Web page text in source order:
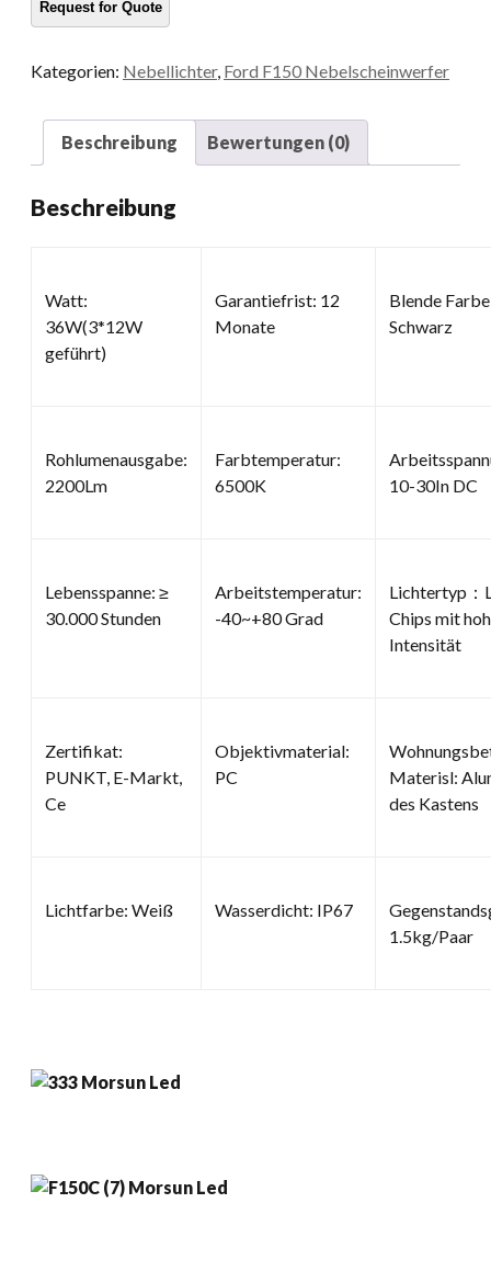
Kategorien: Nebellichter, Ford F150 Nebelscheinwerfer
Beschreibung Bewertungen (0)
Beschreibung
Watt:
36W(3*12W
geführt)
Garantiefrist: 12
Monate
Blende
Schwarz
Rohlumenausgabe:
2200Lm
Farbtemperatur:
6500K
10-30In DC
Lebensspanne: ≥
30.000 Stunden
Arbeitstemperatur:
-40~+80 Grad
Lichtertyp：
Chips mit
Intensität
Zertifikat:
PUNKT, E-Markt,
Ce
Objektivmaterial:
PC
Materisl:
des Kastens
Lichtfarbe: Weiß Wasserdicht: IP67
1.5kg/Paar